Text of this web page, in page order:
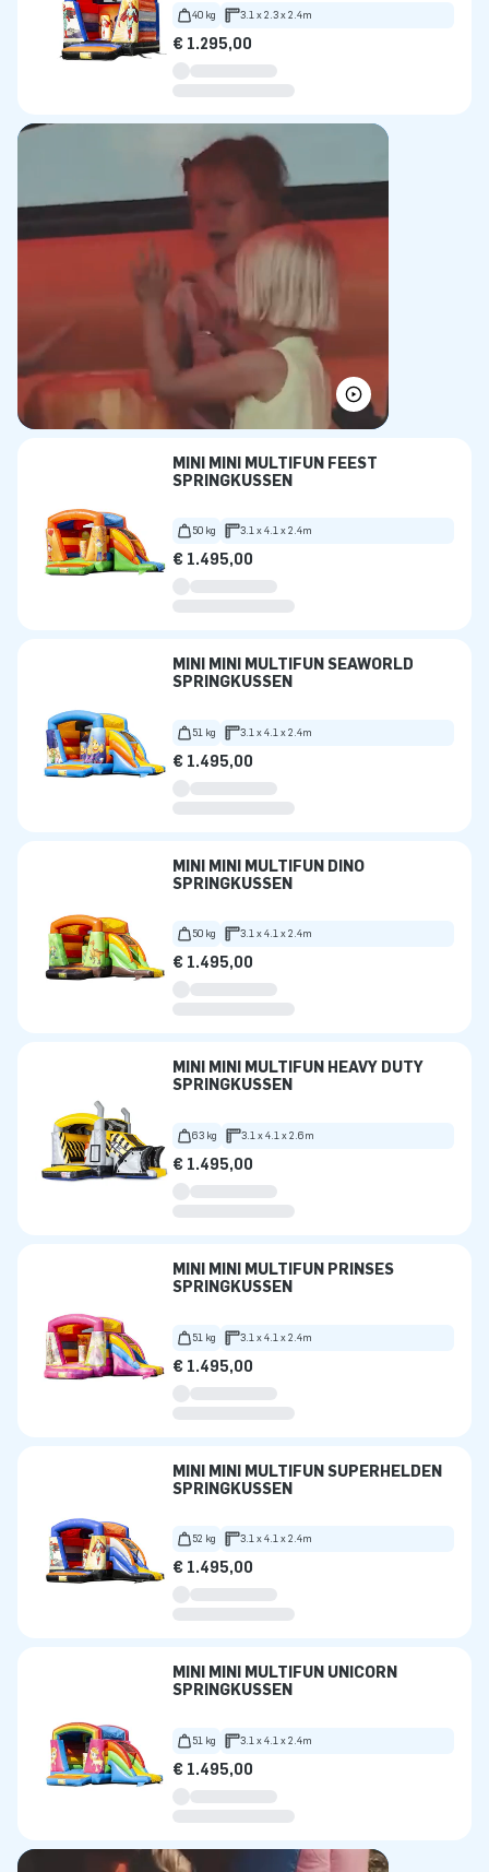
40 kg 3.1 x 2.3 x 2.4m
€ 1.295,00
MINI MINI MULTIFUN FEEST
SPRINGKUSSEN
50 kg 3.1 x 4.1 x 2.4m
€ 1.495,00
MINI MINI MULTIFUN SEAWORLD
SPRINGKUSSEN
51 kg 3.1 x 4.1 x 2.4m
€ 1.495,00
MINI MINI MULTIFUN DINO
SPRINGKUSSEN
50 kg 3.1 x 4.1 x 2.4m
€ 1.495,00
MINI MINI MULTIFUN HEAVY DUTY
SPRINGKUSSEN
63 kg 3.1 x 4.1 x 2.6m
€ 1.495,00
MINI MINI MULTIFUN PRINSES
SPRINGKUSSEN
51 kg 3.1 x 4.1 x 2.4m
€ 1.495,00
MINI MINI MULTIFUN SUPERHELDEN
SPRINGKUSSEN
52 kg 3.1 x 4.1 x 2.4m
€ 1.495,00
MINI MINI MULTIFUN UNICORN
SPRINGKUSSEN
51 kg 3.1 x 4.1 x 2.4m
€ 1.495,00